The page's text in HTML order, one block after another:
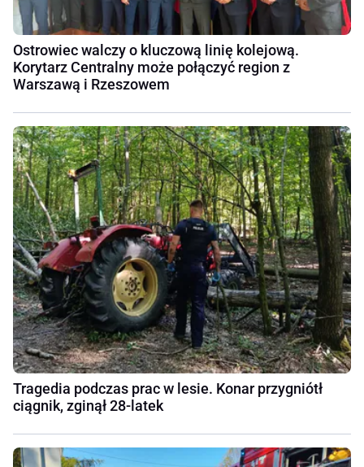
Ostrowiec walczy o kluczową linię kolejową.
Korytarz Centralny może połączyć region z
Warszawą i Rzeszowem
Tragedia podczas prac w lesie. Konar przygniótł
ciągnik, zginął 28-latek